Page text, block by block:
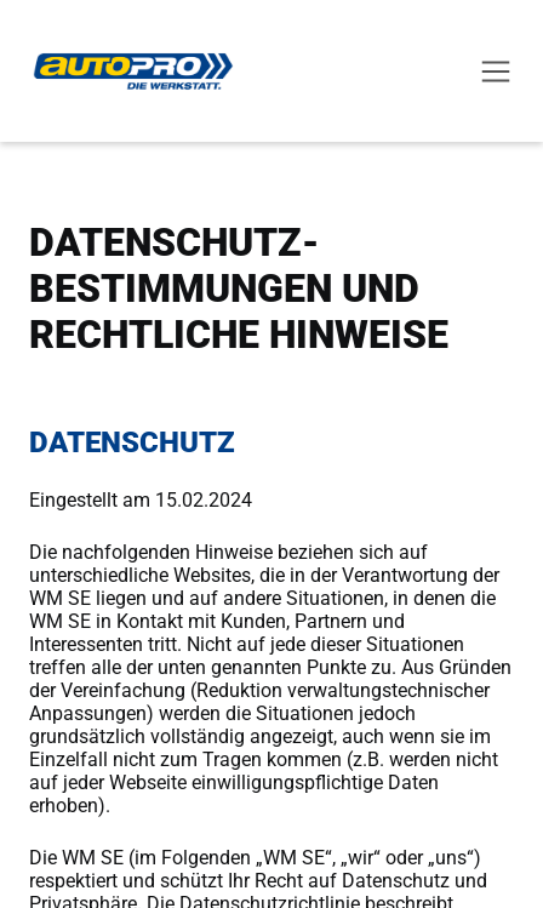
DATENSCHUTZ-
BESTIMMUNGEN UND
RECHTLICHE HINWEISE
DATENSCHUTZ
Eingestellt am 15.02.2024
Die nachfolgenden Hinweise beziehen sich auf
unterschiedliche Websites, die in der Verantwortung der
WM SE liegen und auf andere Situationen, in denen die
WM SE in Kontakt mit Kunden, Partnern und
Interessenten tritt. Nicht auf jede dieser Situationen
treffen alle der unten genannten Punkte zu. Aus Gründen
der Vereinfachung (Reduktion verwaltungstechnischer
Anpassungen) werden die Situationen jedoch
grundsätzlich vollständig angezeigt, auch wenn sie im
Einzelfall nicht zum Tragen kommen (z.B. werden nicht
auf jeder Webseite einwilligungspflichtige Daten
erhoben).
Die WM SE (im Folgenden „WM SE“, „wir“ oder „uns“)
respektiert und schützt Ihr Recht auf Datenschutz und